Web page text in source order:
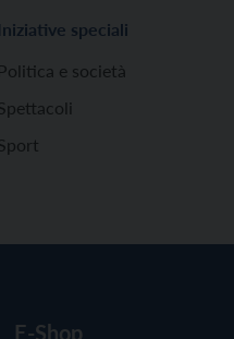
Iniziative speciali
Politica e società
E-Shop